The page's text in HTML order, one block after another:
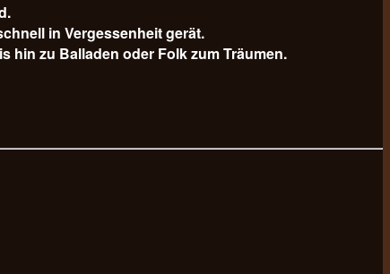
in Vergessenheit gerät.
hin zu Balladen oder Folk zum Träumen.